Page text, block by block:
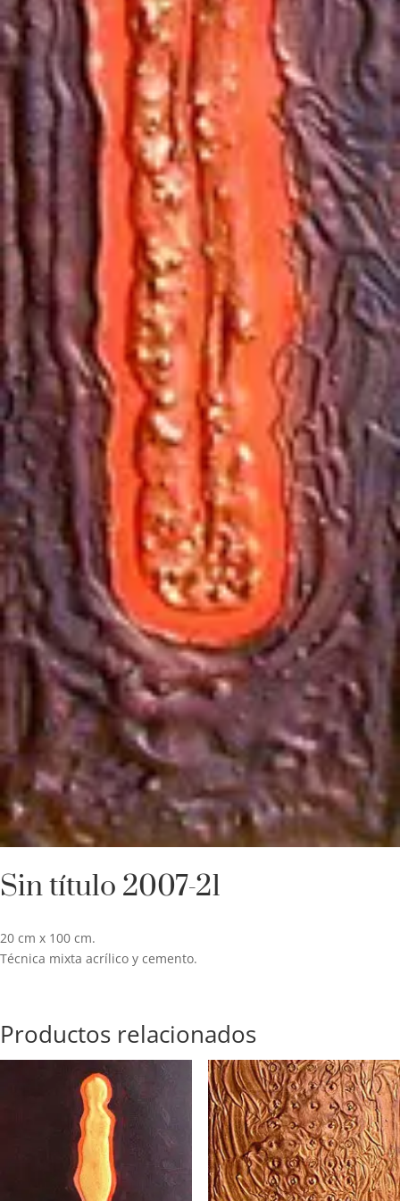
Sin título 2007-21
20 cm x 100 cm.
Técnica mixta acrílico y cemento.
Productos relacionados